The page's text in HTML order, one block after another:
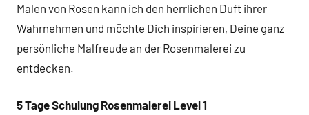
Malen von Rosen kann ich den herrlichen Duft ihrer
Wahrnehmen und möchte Dich inspirieren, Deine ganz
persönliche Malfreude an der Rosenmalerei zu
entdecken.
5 Tage Schulung Rosenmalerei Level 1